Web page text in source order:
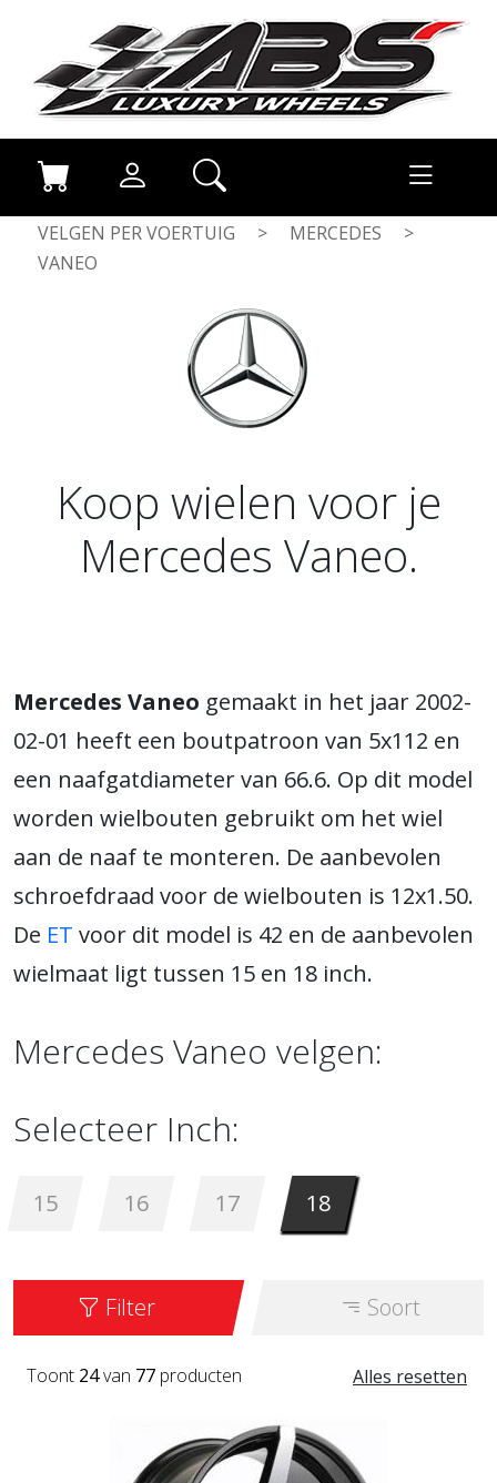
VELGEN PER VOERTUIG > MERCEDES
>
VANEO
Koop wielen voor je
Mercedes Vaneo.
Mercedes Vaneo gemaakt in het jaar 2002-
02-01 heeft een boutpatroon van 5x112 en
een naafgatdiameter van 66.6. Op dit model
worden wielbouten gebruikt om het wiel
aan de naaf te monteren. De aanbevolen
schroefdraad voor de wielbouten is 12x1.50.
De ET voor dit model is 42 en de aanbevolen
wielmaat ligt tussen 15 en 18 inch.
Mercedes Vaneo velgen:
Selecteer Inch:
15 16 17 18
Filter Soort
Alles resetten
Toont 24van 77 producten